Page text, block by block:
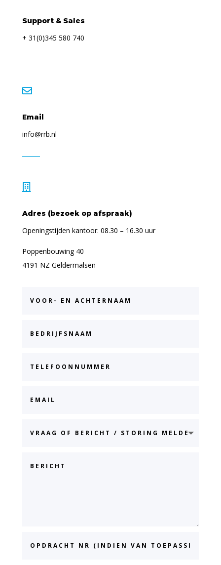
Support & Sales
+ 31(0)345 580 740

Email
info@rrb.nl

Adres (bezoek op afspraak)
Openingstijden kantoor: 08.30 – 16.30 uur
Poppenbouwing 40
4191 NZ Geldermalsen